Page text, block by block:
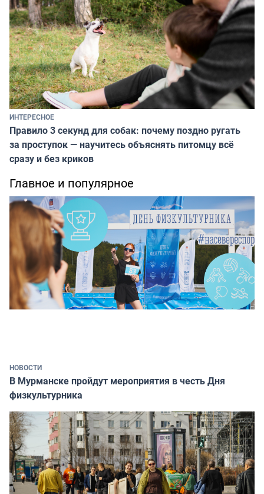
ИНТЕРЕСНОЕ
Правило 3 секунд для собак: почему поздно ругать
за проступок — научитесь объяснять питомцу всё
сразу и без криков
Главное и популярное
НОВОСТИ
В Мурманске пройдут мероприятия в честь Дня
физкультурника